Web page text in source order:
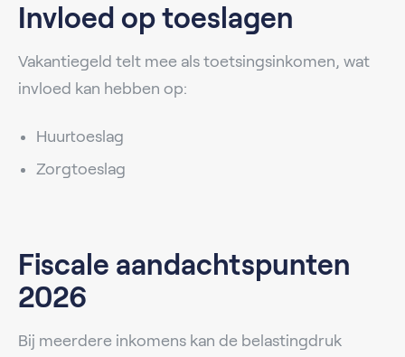
Invloed op toeslagen
Vakantiegeld telt mee als toetsingsinkomen, wat
invloed kan hebben op:
Huurtoeslag
Zorgtoeslag
Fiscale aandachtspunten
2026
Bij meerdere inkomens kan de belastingdruk